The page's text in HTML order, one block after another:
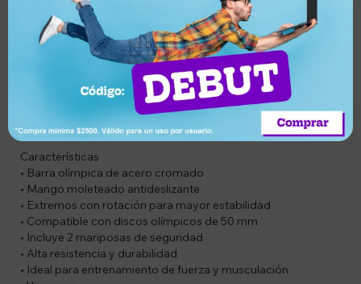
que ayudan a mejorar la estabilidad y el rendimiento en cada
repetición.
SOLO APTA PARA DISCOS OLÍMPICOS
Compatible con discos de centro de 5 cm, asegurando un
ajuste seguro y estable. Incluye 2 mariposas de traba para la
fijación de los discos. Su estructura reforzada permite
soportar cargas elevadas, ideal tanto para uso doméstico
como profesional.
Características
• Barra olímpica de acero cromado
• Mango moleteado antideslizante
• Extremos con rotación para mayor estabilidad
• Compatible con discos olímpicos de 50 mm
• Incluye 2 mariposas de seguridad
• Alta resistencia y durabilidad
• Ideal para entrenamiento de fuerza y musculación